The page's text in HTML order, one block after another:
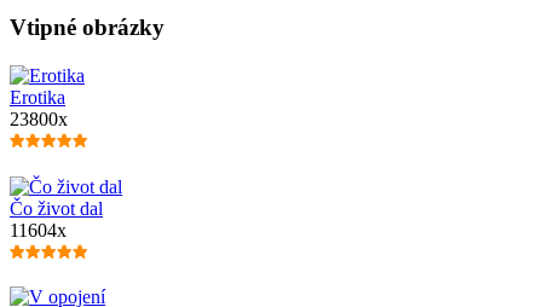
Vtipné obrázky
Erotika
23800x
Čo život dal
11604x